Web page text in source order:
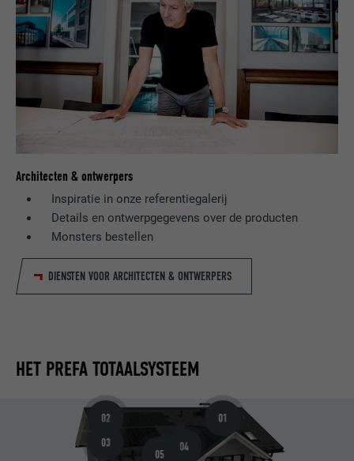
Architecten & ontwerpers
Inspiratie in onze referentiegalerij
Details en ontwerpgegevens over de producten
Monsters bestellen
DIENSTEN VOOR ARCHITECTEN & ONTWERPERS
HET PREFA TOTAALSYSTEEM
01
02
03
04
05